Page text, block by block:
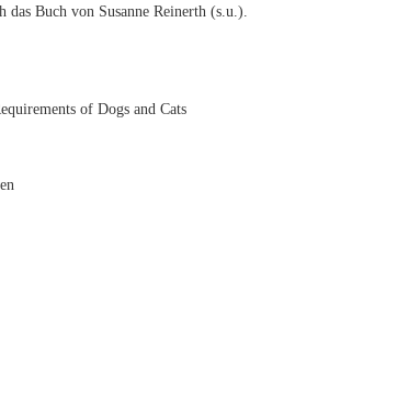
das Buch von Susanne Reinerth (s.u.).
of Dogs and Cats